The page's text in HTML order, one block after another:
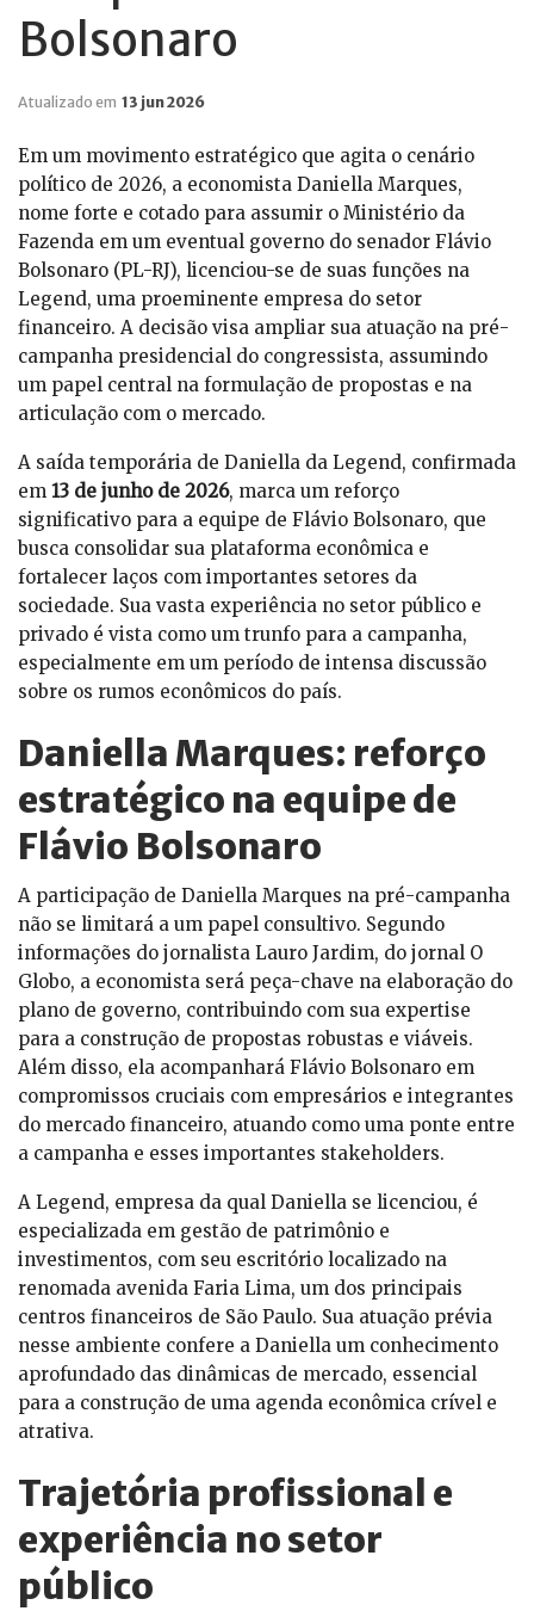
Bolsonaro
Atualizado em 13 jun 2026
Em um movimento estratégico que agita o cenário
político de 2026, a economista Daniella Marques,
nome forte e cotado para assumir o Ministério da
Fazenda em um eventual governo do senador Flávio
Bolsonaro (PL-RJ), licenciou-se de suas funções na
Legend, uma proeminente empresa do setor
financeiro. A decisão visa ampliar sua atuação na pré-
campanha presidencial do congressista, assumindo
um papel central na formulação de propostas e na
articulação com o mercado.
A saída temporária de Daniella da Legend, confirmada
em 13 de junho de 2026, marca um reforço
significativo para a equipe de Flávio Bolsonaro, que
busca consolidar sua plataforma econômica e
fortalecer laços com importantes setores da
sociedade. Sua vasta experiência no setor público e
privado é vista como um trunfo para a campanha,
especialmente em um período de intensa discussão
sobre os rumos econômicos do país.
Daniella Marques: reforço
estratégico na equipe de
Flávio Bolsonaro
A participação de Daniella Marques na pré-campanha
não se limitará a um papel consultivo. Segundo
informações do jornalista Lauro Jardim, do jornal O
Globo, a economista será peça-chave na elaboração do
plano de governo, contribuindo com sua expertise
para a construção de propostas robustas e viáveis.
Além disso, ela acompanhará Flávio Bolsonaro em
compromissos cruciais com empresários e integrantes
do mercado financeiro, atuando como uma ponte entre
a campanha e esses importantes stakeholders.
A Legend, empresa da qual Daniella se licenciou, é
especializada em gestão de patrimônio e
investimentos, com seu escritório localizado na
renomada avenida Faria Lima, um dos principais
centros financeiros de São Paulo. Sua atuação prévia
nesse ambiente confere a Daniella um conhecimento
aprofundado das dinâmicas de mercado, essencial
para a construção de uma agenda econômica crível e
atrativa.
Trajetória profissional e
experiência no setor
público